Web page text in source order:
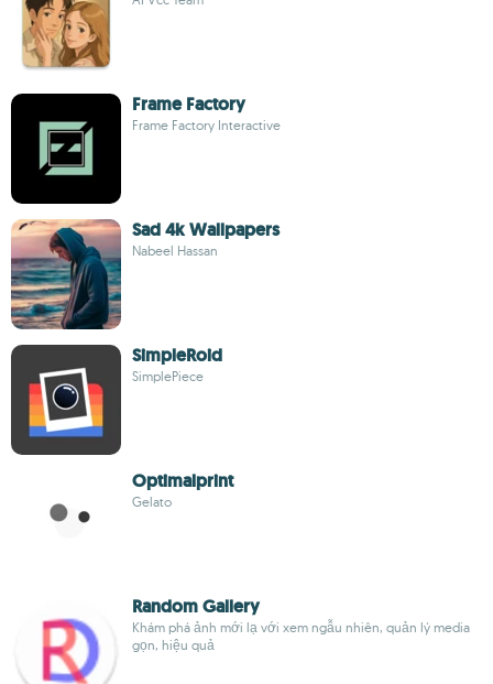
Frame Factory
Frame Factory Interactive
Sad 4k Wallpapers
Nabeel Hassan
SimpleRoid
SimplePiece
Optimalprint
Gelato
Random Gallery
Khám phá ảnh mới lạ với xem ngẫu nhiên, quản lý media
gọn, hiệu quả